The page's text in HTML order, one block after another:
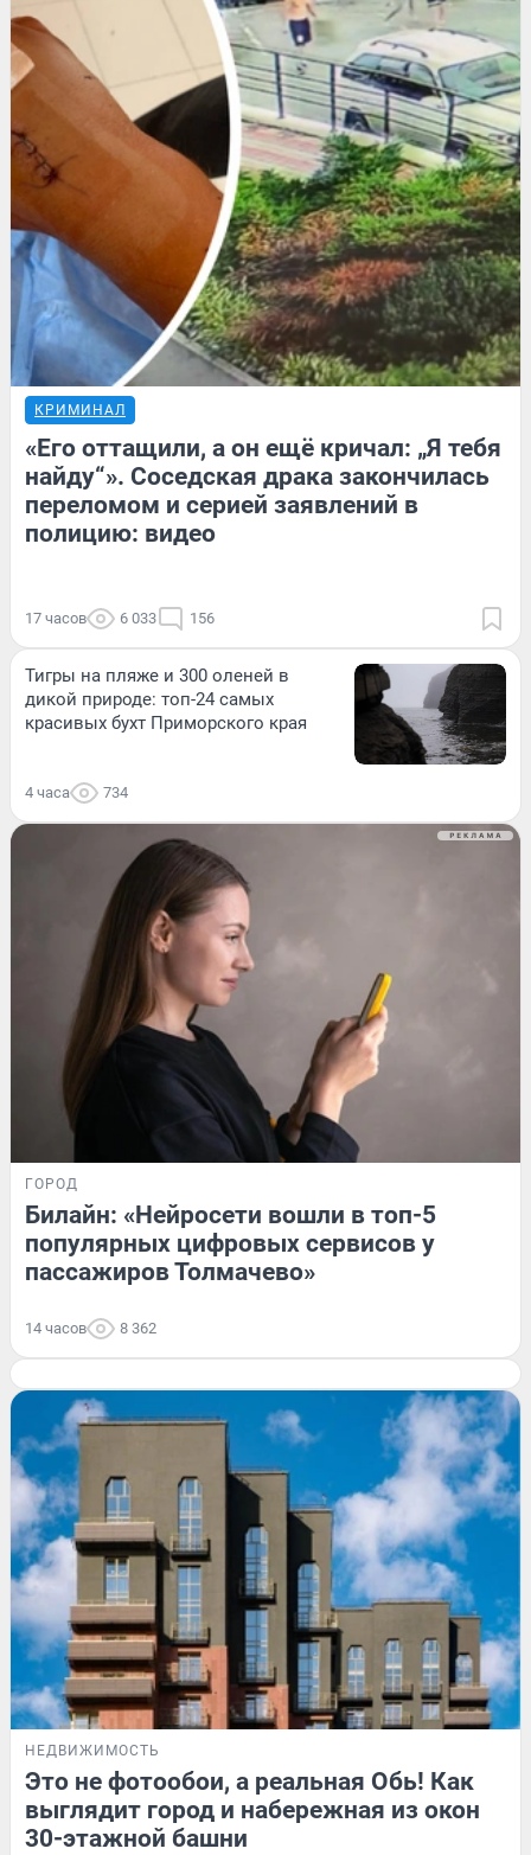
КРИМИНАЛ
«Его оттащили, а он ещё кричал: „Я тебя
найду“». Соседская драка закончилась
переломом и серией заявлений в
полицию: видео
17 часов 6 033 156
Тигры на пляже и 300 оленей в
дикой природе: топ-24 самых
красивых бухт Приморского края
4 часа 734
ГОРОД
Билайн: «Нейросети вошли в топ-5
популярных цифровых сервисов у
пассажиров Толмачево»
14 часов 8 362
НЕДВИЖИМОСТЬ
Это не фотообои, а реальная Обь! Как
выглядит город и набережная из окон
30-этажной башни